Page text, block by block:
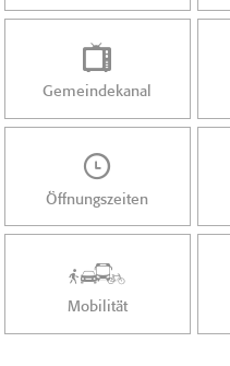
Gemeindekanal
Öffnungszeiten
Mobilität